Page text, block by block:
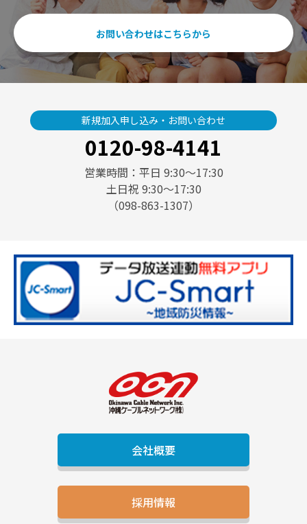
お問い合わせはこちらから
新規加入申し込み・お問い合わせ
0120-98-4141
営業時間：平日 9:30〜17:30
土日祝 9:30〜17:30
（098-863-1307）
会社概要
採用情報